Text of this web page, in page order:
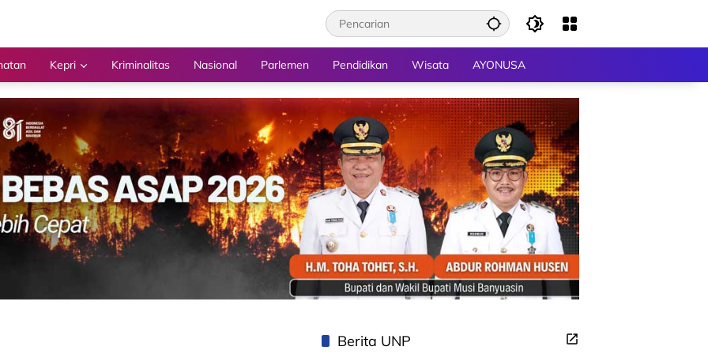
Kepri Kriminalitas Nasional Parlemen Pendidikan Wisata AYONUSA
Berita UNP